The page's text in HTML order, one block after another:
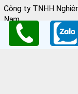
Công ty TNHH
Nam
GPKD:Số
Cơ sở 1: Vườn Ươm